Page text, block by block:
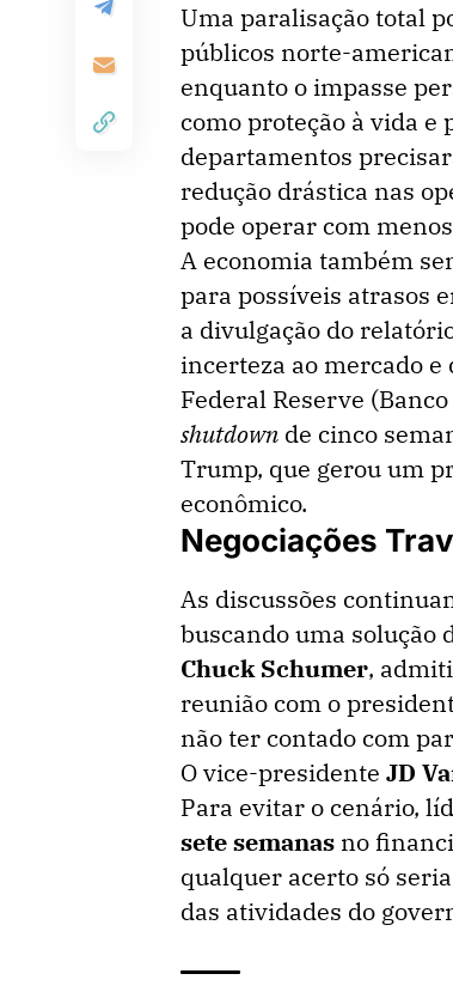
Uma paralisação total
públicos norte-
enquanto o impasse
como proteção à vida
departamentos
redução drástica nas
pode operar com
A economia também
para possíveis atrasos
a divulgação do
incerteza ao mercado
Federal Reserve
shutdown de cinco
Trump, que gerou um
econômico.
Negociações
As discussões
buscando uma solução
Chuck Schumer,
reunião com o
não ter contado com
O vice-presidente JD
Para evitar o cenário,
sete semanas no
qualquer acerto só
das atividades do